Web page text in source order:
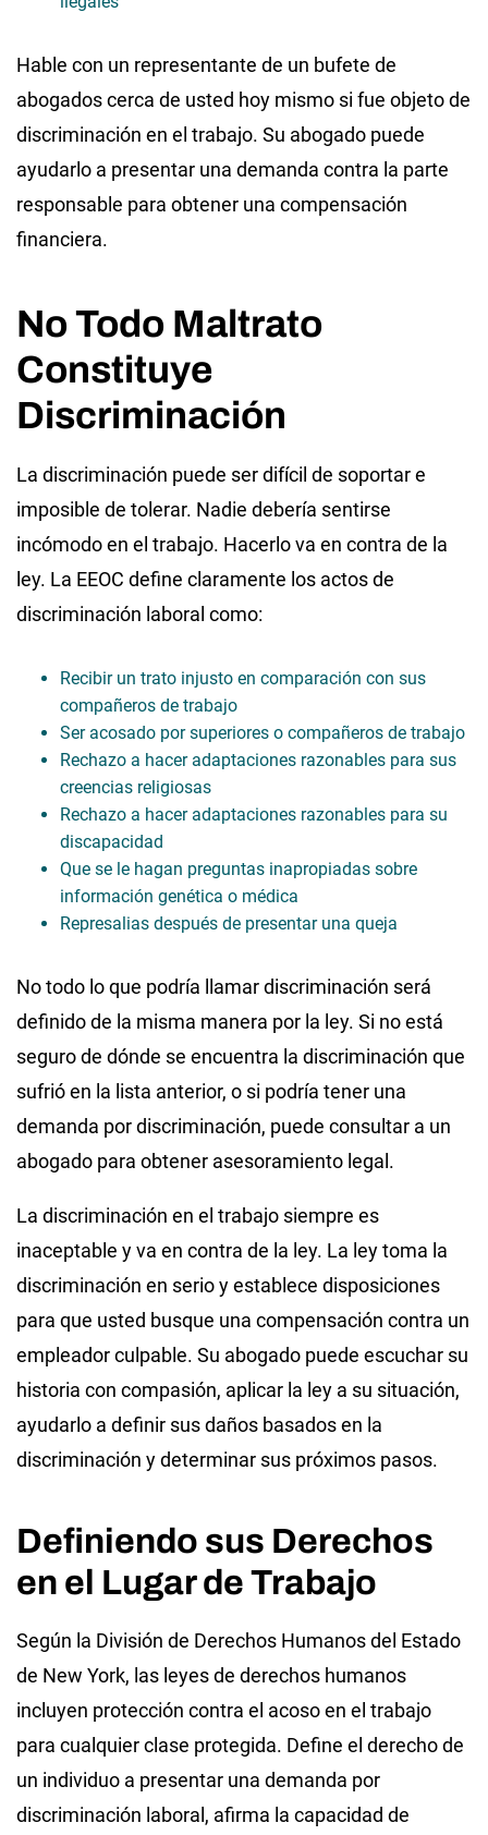
Hable con un representante de un bufete de
abogados cerca de usted hoy mismo si fue objeto de
discriminación en el trabajo. Su abogado puede
ayudarlo a presentar una demanda contra la parte
responsable para obtener una compensación
financiera.
No Todo Maltrato
Constituye
Discriminación
La discriminación puede ser difícil de soportar e
imposible de tolerar. Nadie debería sentirse
incómodo en el trabajo. Hacerlo va en contra de la
ley. La EEOC define claramente los actos de
discriminación laboral como:
Recibir un trato injusto en comparación con sus
compañeros de trabajo
Ser acosado por superiores o compañeros de trabajo
Rechazo a hacer adaptaciones razonables para sus
creencias religiosas
Rechazo a hacer adaptaciones razonables para su
discapacidad
Que se le hagan preguntas inapropiadas sobre
información genética o médica
Represalias después de presentar una queja
No todo lo que podría llamar discriminación será
definido de la misma manera por la ley. Si no está
seguro de dónde se encuentra la discriminación que
sufrió en la lista anterior, o si podría tener una
demanda por discriminación, puede consultar a un
abogado para obtener asesoramiento legal.
La discriminación en el trabajo siempre es
inaceptable y va en contra de la ley. La ley toma la
discriminación en serio y establece disposiciones
para que usted busque una compensación contra un
empleador culpable. Su abogado puede escuchar su
historia con compasión, aplicar la ley a su situación,
ayudarlo a definir sus daños basados en la
discriminación y determinar sus próximos pasos.
Definiendo sus Derechos
en el Lugar de Trabajo
Según la División de Derechos Humanos del Estado
de New York, las leyes de derechos humanos
incluyen protección contra el acoso en el trabajo
para cualquier clase protegida. Define el derecho de
un individuo a presentar una demanda por
discriminación laboral, afirma la capacidad de